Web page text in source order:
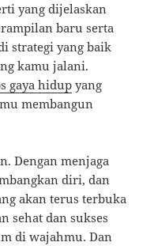
yang dijelaskan
baru serta
strategi yang baik
kamu jalani.
gaya hidup yang
membangun
Dengan menjaga
diri, dan
akan terus terbuka
sehat dan sukses
di wajahmu. Dan